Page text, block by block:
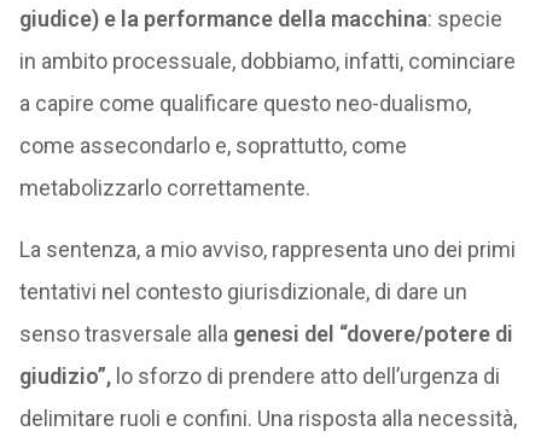
giudice) e la performance della macchina: specie
in ambito processuale, dobbiamo, infatti, cominciare
a capire come qualificare questo neo-dualismo,
come assecondarlo e, soprattutto, come
metabolizzarlo correttamente.
La sentenza, a mio avviso, rappresenta uno dei primi
tentativi nel contesto giurisdizionale, di dare un
senso trasversale alla genesi del “dovere/potere di
giudizio”,lo sforzo di prendere atto dell’urgenza di
delimitare ruoli e confini. Una risposta alla necessità,